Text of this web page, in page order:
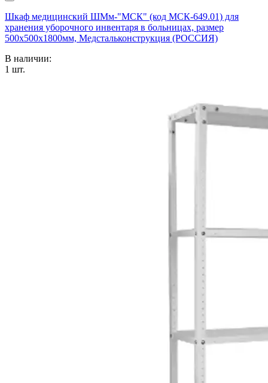
Шкаф медицинский ШМм-"МСК" (код МСК-649.01) для
хранения уборочного инвентаря в больницах, размер
500х500х1800мм, Медстальконструкция (РОССИЯ)
В наличии:
1 шт.